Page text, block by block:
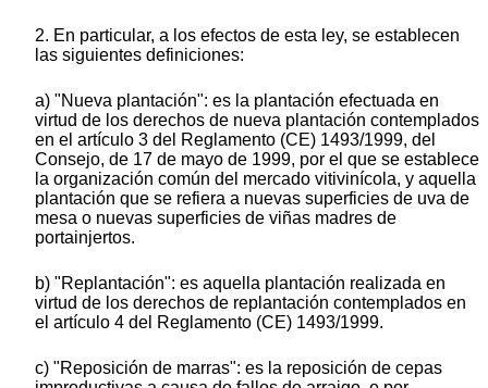
2. En particular, a los efectos de esta ley, se establecen
las siguientes definiciones:
a) "Nueva plantación": es la plantación efectuada en
virtud de los derechos de nueva plantación contemplados
en el artículo 3 del Reglamento (CE) 1493/1999, del
Consejo, de 17 de mayo de 1999, por el que se establece
la organización común del mercado vitivinícola, y aquella
plantación que se refiera a nuevas superficies de uva de
mesa o nuevas superficies de viñas madres de
portainjertos.
b) "Replantación": es aquella plantación realizada en
virtud de los derechos de replantación contemplados en
el artículo 4 del Reglamento (CE) 1493/1999.
c) "Reposición de marras": es la reposición de cepas